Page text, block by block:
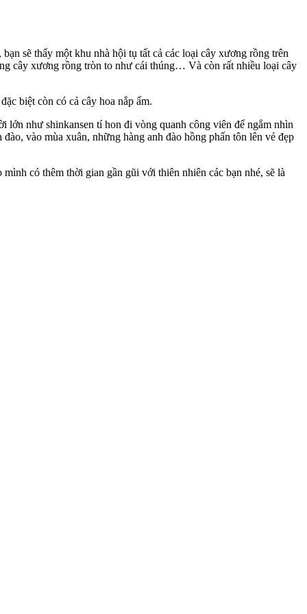
sẽ thấy một khu nhà hội tụ tất cả các loại cây xương rồng trên
cây xương rồng tròn to như cái thúng… Và còn rất nhiều loại cây
biệt còn có cả cây hoa nắp ấm.
như shinkansen tí hon đi vòng quanh công viên để ngắm nhìn
vào mùa xuân, những hàng anh đào hồng phấn tôn lên vẻ đẹp
có thêm thời gian gần gũi với thiên nhiên các bạn nhé, sẽ là